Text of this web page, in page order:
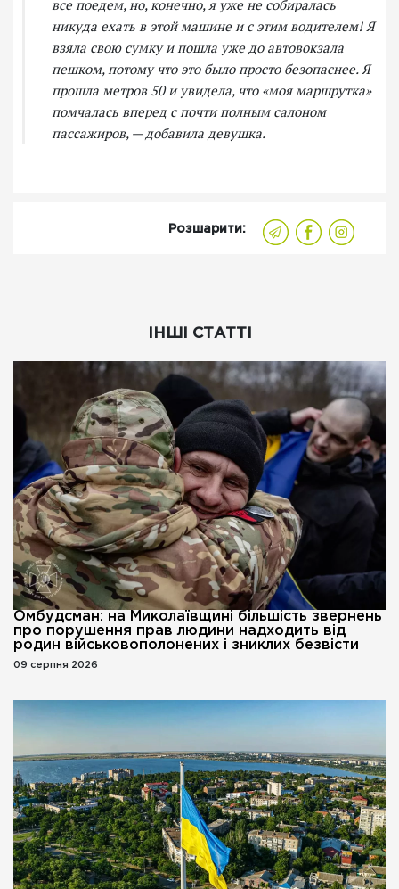
все поедем, но, конечно, я уже не собиралась
никуда ехать в этой машине и с этим водителем! Я
взяла свою сумку и пошла уже до автовокзала
пешком, потому что это было просто безопаснее. Я
прошла метров 50 и увидела, что «моя маршрутка»
помчалась вперед с почти полным салоном
пассажиров, — добавила девушка.
Розшарити:
ІНШІ СТАТТІ
Омбудсман: на Миколаївщині більшість звернень
про порушення прав людини надходить від
родин військовополонених і зниклих безвісти
09 серпня 2026